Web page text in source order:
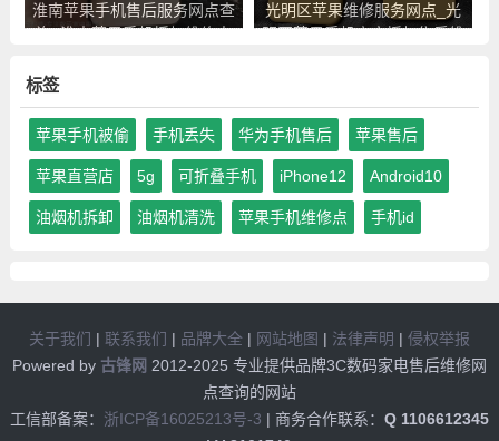
淮南苹果手机售后服务网点查
询_淮南苹果手机授权维修中
光明区苹果维修服务网点_光
明区苹果手机官方授权售后维
标签
苹果手机被偷 手机丢失 华为手机售后 苹果售后
苹果直营店 5g 可折叠手机 iPhone12 Android10
油烟机拆卸 油烟机清洗 苹果手机维修点 手机id
关于我们 | 联系我们 | 品牌大全| 网站地图 | 法律声明 | 侵权举报
Powered by 古锋网 2012-2025 专业提供品牌3C数码家电售后维修网
点查询的网站
工信部备案： 浙ICP备16025213号-3 | 商务合作联系： Q 1106612345